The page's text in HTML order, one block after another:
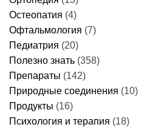
Остеопатия (4)
Офтальмология (7)
Педиатрия (20)
Полезно знать (358)
Препараты (142)
Природные соединения (10)
Продукты (16)
Психология и терапия (18)